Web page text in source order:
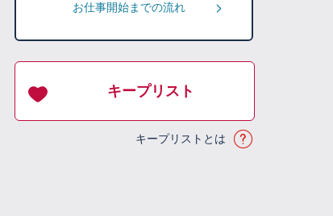
お仕事開始までの流れ
キープリスト
キープリストとは